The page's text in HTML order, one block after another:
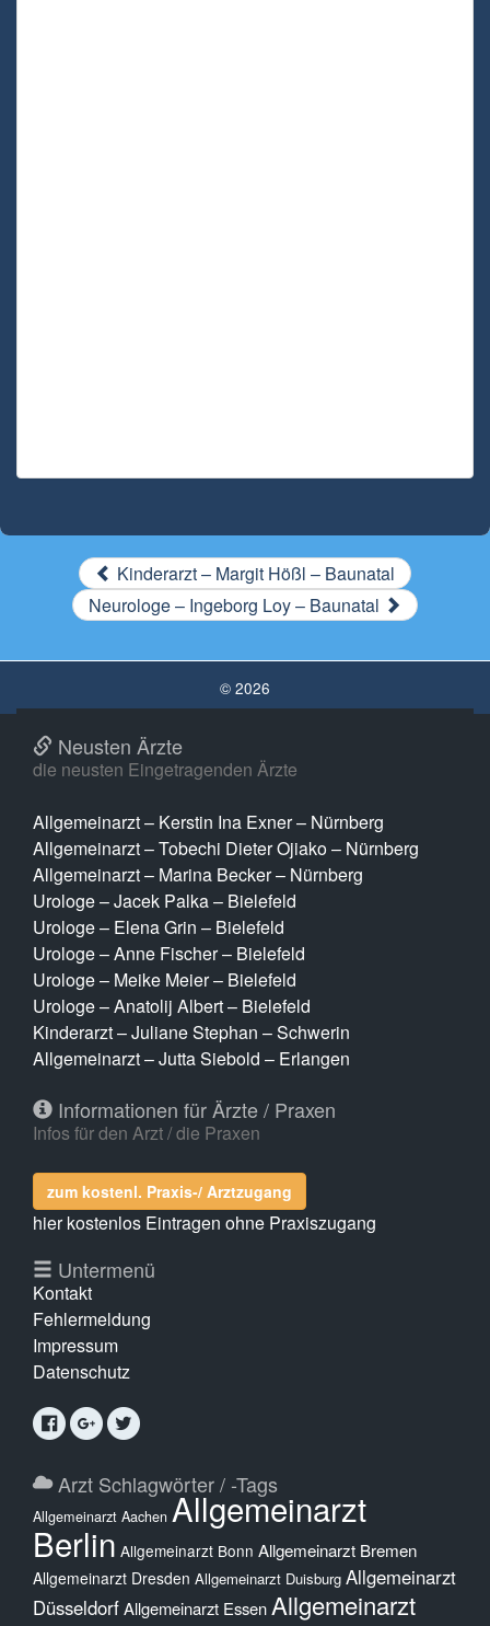
Kinderarzt – Margit Hößl – Baunatal
Neurologe – Ingeborg Loy – Baunatal
© 2026
Neusten Ärzte
die neusten Eingetragenden Ärzte
Allgemeinarzt – Kerstin Ina Exner – Nürnberg
Allgemeinarzt – Tobechi Dieter Ojiako – Nürnberg
Allgemeinarzt – Marina Becker – Nürnberg
Urologe – Jacek Palka – Bielefeld
Urologe – Elena Grin – Bielefeld
Urologe – Anne Fischer – Bielefeld
Urologe – Meike Meier – Bielefeld
Urologe – Anatolij Albert – Bielefeld
Kinderarzt – Juliane Stephan – Schwerin
Allgemeinarzt – Jutta Siebold – Erlangen
Informationen für Ärzte / Praxen
Infos für den Arzt / die Praxen
zum kostenl. Praxis-/ Arztzugang
hier kostenlos Eintragen ohne Praxiszugang
Untermenü
Kontakt
Fehlermeldung
Impressum
Datenschutz
Arzt Schlagwörter / -Tags
Allgemeinarzt Aachen Allgemeinarzt
Berlin Allgemeinarzt Bonn Allgemeinarzt Bremen
Allgemeinarzt Dresden Allgemeinarzt Duisburg Allgemeinarzt
DüsseldorfAllgemeinarzt Essen Allgemeinarzt